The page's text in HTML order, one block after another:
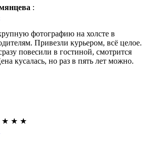
:
фотографию на холсте в
Привезли курьером, всё целое.
повесили в гостиной, смотрится
кусалась, но раз в пять лет можно.
★ ★ ★